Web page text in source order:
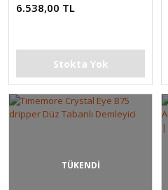
6.538,00 TL
Stokta Yok
TÜKENDİ